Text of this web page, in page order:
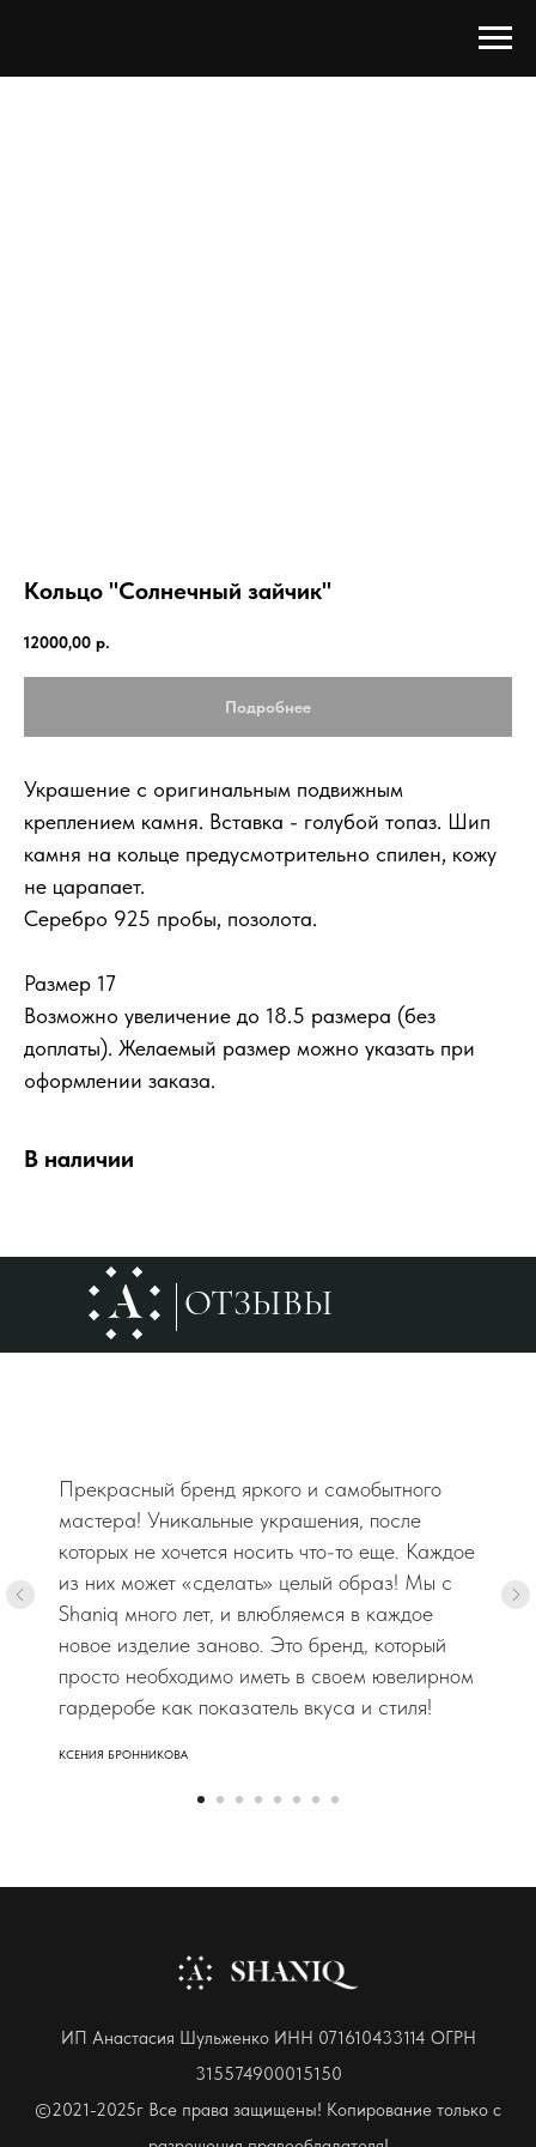
Кольцо "Солнечный зайчик"
12000,00 р.
Подробнее
Украшение с оригинальным подвижным
креплением камня. Вставка - голубой топаз. Шип
камня на кольце предусмотрительно спилен, кожу
не царапает.
Серебро 925 пробы, позолота.
Размер 17
Возможно увеличение до 18.5 размера (без
доплаты). Желаемый размер можно указать при
оформлении заказа.
В наличии
ОТЗЫВЫ
Прекрасный бренд яркого и самобытного
мастера! Уникальные украшения, после
которых не хочется носить что-то еще. Каждое
из них может «сделать» целый образ! Мы с
Shaniq много лет, и влюбляемся в каждое
новое изделие заново. Это бренд, который
просто необходимо иметь в своем ювелирном
гардеробе как показатель вкуса и стиля!
КСЕНИЯ БРОННИКОВА
ИП Анастасия Шульженко ИНН 071610433114 ОГРН
315574900015150
©2021-2025г Все права защищены! Копирование только с